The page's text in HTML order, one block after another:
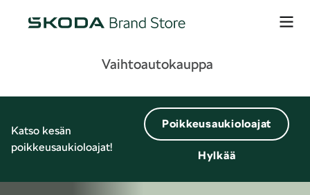
Vaihtoautokauppa
Katso kesän
poikkeusaukioloajat!
Poikkeusaukioloajat
Hylkää